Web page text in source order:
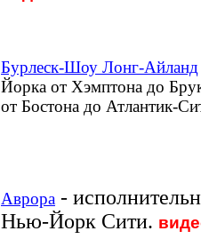
Бурлеск-Шоу Лонг-Айланд
Йорка от Хэмптона до
от Бостона до Атлантик-
Аврора -
Нью-Йорк Сити.